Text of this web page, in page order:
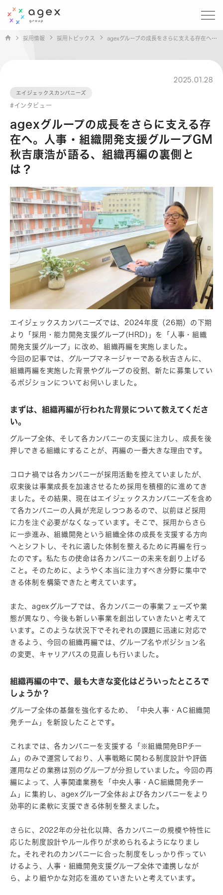
採用情報 採用トピックス agexグループの成長をさらに支える存在へ。人事・組織開発支援グループGM秋吉康浩が語る、組織再編の裏側とは？
2025.01.28
エイジェックスカンパニーズ
#インタビュー
agexグループの成長をさらに支える存
在へ。人事・組織開発支援グループGM
秋吉康浩が語る、組織再編の裏側と
は？
エイジェックスカンパニーズでは、2024年度（26期）の下期
より「採用・能力開発支援グループ(HRD)」を「人事・組織
開発支援グループ」に改め、組織再編を実施しました。
今回の記事では、グループマネージャーである秋吉さんに、
組織再編を実施した背景やグループの役割、新たに募集してい
るポジションについてお伺いしました。
まずは、組織再編が行われた背景について教えてくださ
い。
グループ全体、そして各カンパニーの支援に注力し、成長を後
押しできる組織にすることが、再編の一番大きな理由です。
コロナ禍では各カンパニーが採用活動を控えていましたが、
収束後は事業成長を加速させるため採用を積極的に進めてき
ました。その結果、現在はエイジェックスカンパニーズを含め
て各カンパニーの人員が充足しつつあるので、以前ほど採用
に力を注ぐ必要がなくなっています。そこで、採用からさら
に一歩進み、組織開発という組織全体の成長を支援する方向
へとシフトし、それに適した体制を整えるために再編を行っ
たのです。私たちの使命は各カンパニーの未来を創り上げる
こと。そのために、ようやく本当に注力すべき分野に集中で
きる体制を構築できたと考えています。
また、agexグループでは、各カンパニーの事業フェーズや業
態が異なり、今後も新しい事業を創出していきたいと考えて
います。このような状況下でそれぞれの課題に迅速に対応で
きるよう、今回の組織再編では、グループ名やポジション名
の変更、キャリアパスの見直しも行いました。
組織再編の中で、最も大きな変化はどういったところで
しょうか？
グループ全体の基盤を強化するため、「中央人事・AC組織開
発チーム」を新設したことです。
これまでは、各カンパニーを支援する「※組織開発BPチー
ム」のみで運営しており、人事戦略に関わる制度設計や評価
運用などの業務は別のグループが分担していました。今回の再
編によって、人事関連業務を「中央人事・AC組織開発チー
ム」に集約し、agexグループ全体および各カンパニーをより
効率的に柔軟に支援できる体制を整えました。
さらに、2022年の分社化以降、各カンパニーの規模や特性に
応じた制度設計やルール作りが求められるようになりまし
た。それぞれのカンパニーに合った制度をしっかり作ってい
けるよう、人事・組織開発支援グループ全体で連携しなが
ら、より細やかな対応を進めていきたいと考えています。